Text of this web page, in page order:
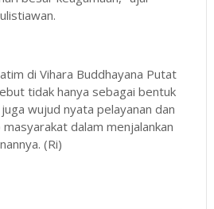
di Vihara Buddhayana Putat
tidak hanya sebagai bentuk
wujud nyata pelayanan dan
dalam menjalankan
(Ri)